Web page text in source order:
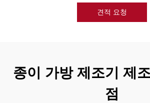
견적 요청
종이 가방 제조기 제
점